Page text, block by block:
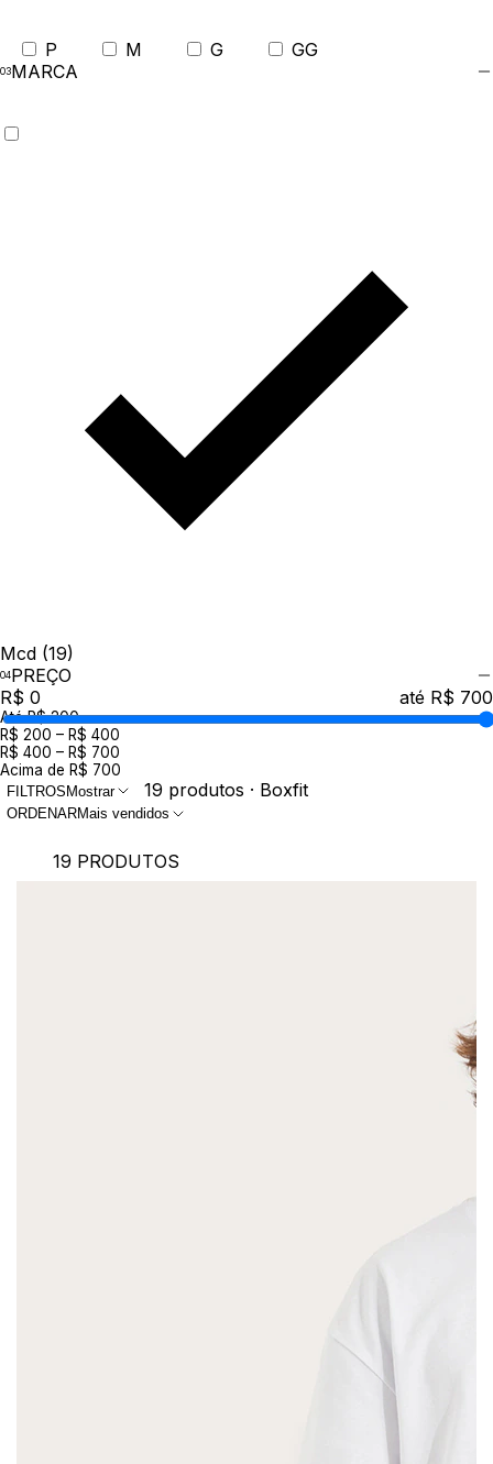
P M G
GG
MARCA
Mcd (19)
PREÇO
R$ 0
até R$ 700
Até R$ 200
R$ 200 – R$ 400
R$ 400 – R$ 700
Acima de R$ 700
FILTROS Mostrar 19 produtos · Boxfit
ORDENARMais vendidos
19 PRODUTOS